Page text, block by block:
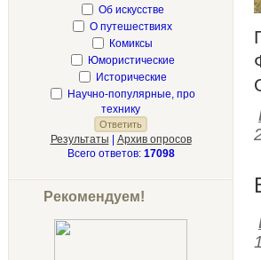
Об искусстве
О путешествиях
Комиксы
Юмористические
Исторические
Научно-популярные, про
технику
Результаты
Архив опросов
Всего ответов: 17098
Рекомендуем!